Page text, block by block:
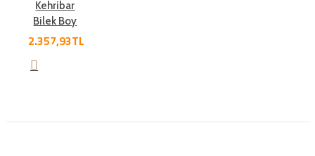
Kehribar
Bilek Boy
2.357,93TL